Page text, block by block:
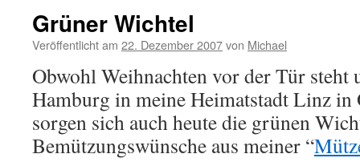
Grüner Wichtel
Veröffentlicht am 22. Dezember 2007von Michael
Obwohl Weihnachten vor der Tür steht
Hamburg in meine Heimatstadt Linz in
sorgen sich auch heute die grünen
Bemützungswünsche aus meiner “